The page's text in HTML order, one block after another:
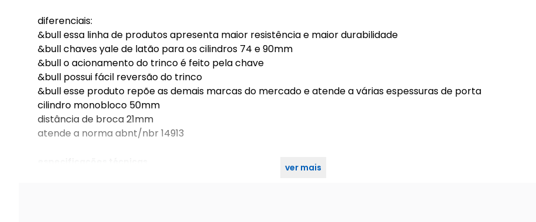
diferenciais:
&bull essa linha de produtos apresenta maior resistência e maior durabilidade
&bull chaves yale de latão para os cilindros 74 e 90mm
&bull o acionamento do trinco é feito pela chave
&bull possui fácil reversão do trinco
&bull esse produto repõe as demais marcas do mercado e atende a várias espessuras de porta
cilindro monobloco 50mm
distância de broca 21mm
atende a norma abnt/nbr 14913
ver mais